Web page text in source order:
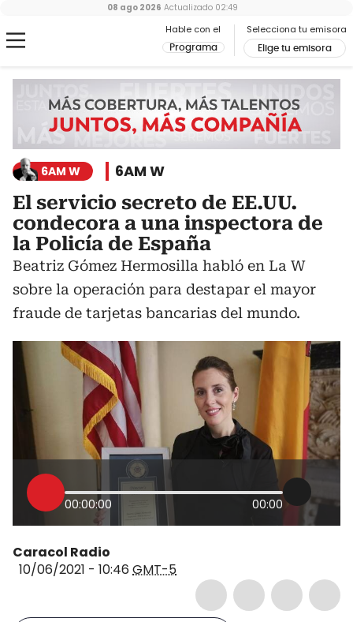
Hable con el
Programa
Selecciona tu emisora
Elige tu emisora
08 ago 2026 Actualizado 02:49
6AM W 6AM W
El servicio secreto de EE.UU.
condecora a una inspectora de
la Policía de España
Beatriz Gómez Hermosilla habló en La W
sobre la operación para destapar el mayor
fraude de tarjetas bancarias del mundo.
00:00:00 00:00
Caracol Radio
10/06/2021 - 10:46 GMT-5